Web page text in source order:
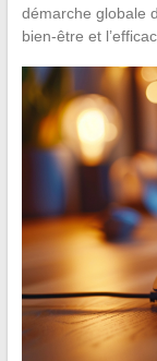
démarche globale
bien-être et